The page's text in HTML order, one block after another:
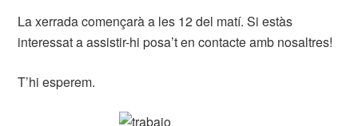
La xerrada començarà a les 12 del matí. Si estàs
interessat a assistir-hi posa’t en contacte amb nosaltres!
T’hi esperem.